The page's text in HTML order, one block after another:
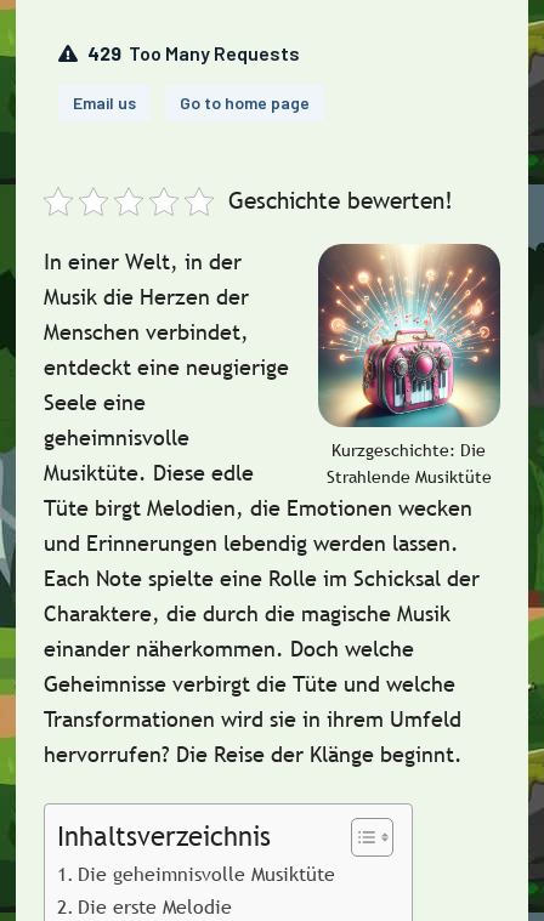
Geschichte bewerten!
Kurzgeschichte: Die
Strahlende Musiktüte
In einer Welt, in der
Musik die Herzen der
Menschen verbindet,
entdeckt eine neugierige
Seele eine
geheimnisvolle
Musiktüte. Diese edle
Tüte birgt Melodien, die Emotionen wecken
und Erinnerungen lebendig werden lassen.
Each Note spielte eine Rolle im Schicksal der
Charaktere, die durch die magische Musik
einander näherkommen. Doch welche
Geheimnisse verbirgt die Tüte und welche
Transformationen wird sie in ihrem Umfeld
hervorrufen? Die Reise der Klänge beginnt.
Inhaltsverzeichnis
Die geheimnisvolle Musiktüte
Die erste Melodie